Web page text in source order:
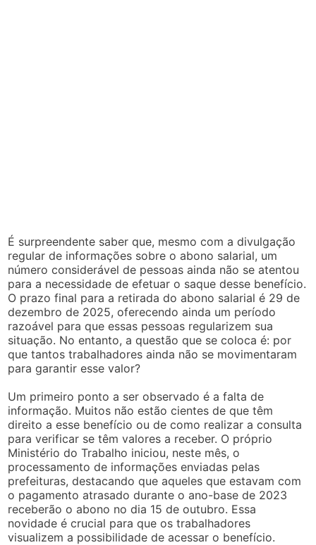
É surpreendente saber que, mesmo com a divulgação
regular de informações sobre o abono salarial, um
número considerável de pessoas ainda não se atentou
para a necessidade de efetuar o saque desse benefício.
O prazo final para a retirada do abono salarial é 29 de
dezembro de 2025, oferecendo ainda um período
razoável para que essas pessoas regularizem sua
situação. No entanto, a questão que se coloca é: por
que tantos trabalhadores ainda não se movimentaram
para garantir esse valor?
Um primeiro ponto a ser observado é a falta de
informação. Muitos não estão cientes de que têm
direito a esse benefício ou de como realizar a consulta
para verificar se têm valores a receber. O próprio
Ministério do Trabalho iniciou, neste mês, o
processamento de informações enviadas pelas
prefeituras, destacando que aqueles que estavam com
o pagamento atrasado durante o ano-base de 2023
receberão o abono no dia 15 de outubro. Essa
novidade é crucial para que os trabalhadores
visualizem a possibilidade de acessar o benefício.